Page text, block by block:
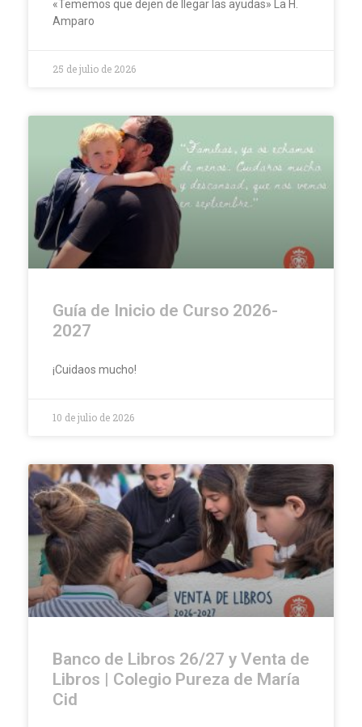
«Tememos que dejen de llegar las ayudas» La H.
Amparo
25 de julio de 2026
Guía de Inicio de Curso 2026-
2027
¡Cuidaos mucho!
10 de julio de 2026
Banco de Libros 26/27 y Venta de
Libros | Colegio Pureza de María
Cid